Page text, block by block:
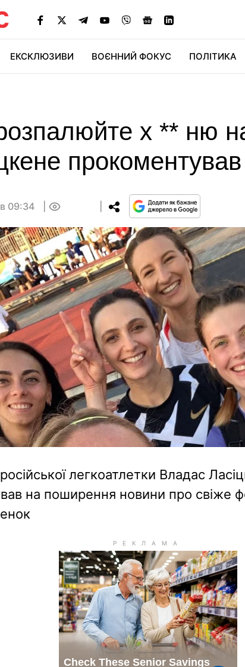
ЕКСКЛЮЗИВИ ВОЄННИЙ ФОКУС ПОЛІТИКА
х ** ню на
09:34
легкоатлетки Владас
на поширення новини про свіже